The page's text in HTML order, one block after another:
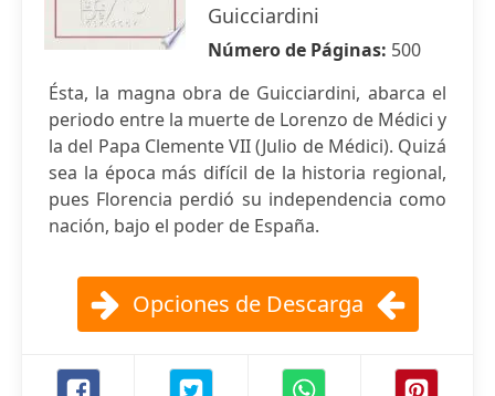
Guicciardini
Número de Páginas: 500
Ésta, la magna obra de Guicciardini, abarca el
periodo entre la muerte de Lorenzo de Médici y
la del Papa Clemente VII (Julio de Médici). Quizá
sea la época más difícil de la historia regional,
pues Florencia perdió su independencia como
nación, bajo el poder de España.
Opciones de Descarga